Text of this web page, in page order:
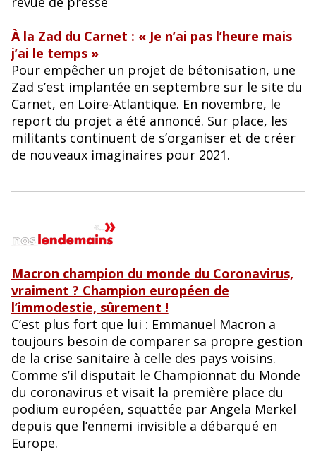
À la Zad du Carnet : « Je n’ai pas l’heure mais
j’ai le temps »
Pour empêcher un projet de bétonisation, une
Zad s’est implantée en septembre sur le site du
Carnet, en Loire-Atlantique. En novembre, le
report du projet a été annoncé. Sur place, les
militants continuent de s’organiser et de créer
de nouveaux imaginaires pour 2021.
Macron champion du monde du Coronavirus,
vraiment ? Champion européen de
l’immodestie, sûrement !
C’est plus fort que lui : Emmanuel Macron a
toujours besoin de comparer sa propre gestion
de la crise sanitaire à celle des pays voisins.
Comme s’il disputait le Championnat du Monde
du coronavirus et visait la première place du
podium européen, squattée par Angela Merkel
depuis que l’ennemi invisible a débarqué en
Europe.